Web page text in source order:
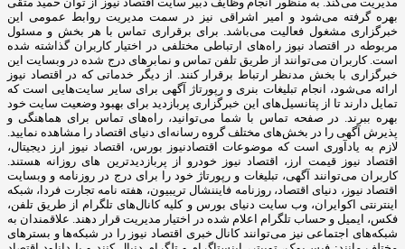
بهره گرفته می‌شود و امیر اشراقی نیز در سمت مدیریت روابط عمومی این
خبرگزاری مشغول فعالیت می‌باشد. برای برقراری تماس با هر بخش و مسئول
مربوطه در اقتصاد نیوز راه‌های ارتباطی مختلفی در اختیار کاربران گذاشته شده
است. کاربران می‌توانند از طریق تلفن تماس و نمابرهای درج شده در وبسایت این
خبرگزاری با بخش مدنظر ارتباط برقرار کنند. از دیگر خدماتی که در اقتصاد نیوز
ارائه می‌شود، انجام تبلیغات بنری و رپورتاژ آگهی برای سایر سایت‌هایی است که
تمایل دارند تا از پتانسیل‌های این خبرگزاری پربازدید برای بهبود وضعیت سایت خود
بهره ببرند. در صفحه تماس با شما می‌توانید، راه‌های تماس برای هماهنگی و
پذیرش آگهی را در بخش‌های مختلف گروه رسانه‌ای دنیای اقتصاد را مشاهده نمایید.
لازم به یادآوری است که موضوعات اقتصادنیوز بورس، اقتصاد نیوز ارز دیجیتال،
اقتصاد نیوز قیمت ارز، اقتصاد نیوز خودرو از پربازدیدترین های روزانه هستند.
کاربران می‌توانند آگهی، تبلیغات و رپورتاژ خود را برای درج در روزنامه و وبسایت
اقتصاد نیوز، دنیای اقتصاد، روزنامه فایننشال تریبیون، هفته نامه تجارت فردا، شبکه
اینترنتی اکوایران، وب سایت دنیای بورس و کلیه کانال‌های تلگرام از طریق تلفن،
فکس، ایمیل و حساب تلگرام اعلام شده در اختیار مدیریت قرار دهند. علاقمندان به
شبکه‎‌های اجتماعی نیز می‌توانند کانال خبری اقتصاد نیوز را در شبکه‌ها و بسترهای